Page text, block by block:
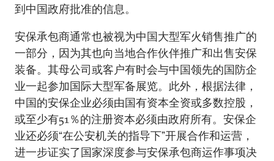
到中国政府批准的信息。
安保承包商通常也被视为中国大型军火销售推广的
一部分，因为其也向当地合作伙伴推广和出售安保
装备。其母公司或客户有时会与中国领先的国防企
业一起参加国际大型军备展览。此外，根据法律，
中国的安保企业必须由国有资本全资或多数控股，
或至少有51％的注册资本必须由政府所有。安保企
业还必须“在公安机关的指导下”开展合作和运营，
进一步证实了国家深度参与安保承包商运作事项决